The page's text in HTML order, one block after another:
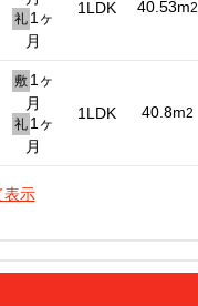
礼 1ヶ
月
1LDK 40.53m2
敷 1ヶ
月
礼 1ヶ
月
1LDK 40.8m2
表示